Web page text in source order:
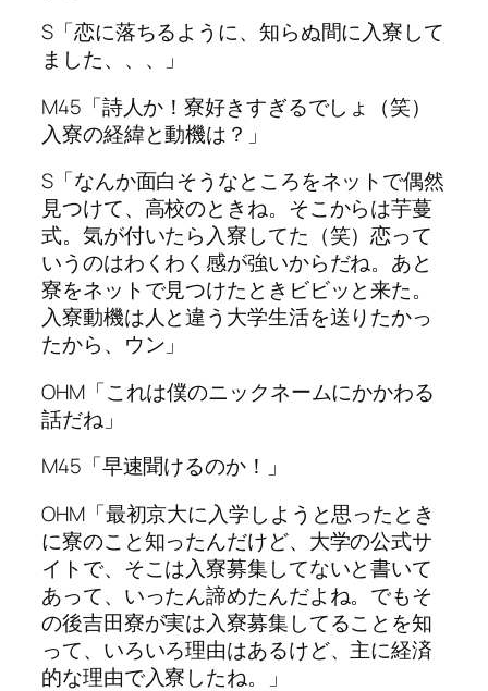
S「恋に落ちるように、知らぬ間に入寮して
ました、、、」
M45「詩人か！寮好きすぎるでしょ（笑）
入寮の経緯と動機は？」
S「なんか面白そうなところをネットで偶然
見つけて、高校のときね。そこからは芋蔓
式。気が付いたら入寮してた（笑）恋って
いうのはわくわく感が強いからだね。あと
寮をネットで見つけたときビビッと来た。
入寮動機は人と違う大学生活を送りたかっ
たから、ウン」
OHM「これは僕のニックネームにかかわる
話だね」
M45「早速聞けるのか！」
OHM「最初京大に入学しようと思ったとき
に寮のこと知ったんだけど、大学の公式サ
イトで、そこは入寮募集してないと書いて
あって、いったん諦めたんだよね。でもそ
の後吉田寮が実は入寮募集してることを知
って、いろいろ理由はあるけど、主に経済
的な理由で入寮したね。」